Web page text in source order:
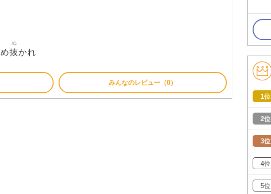
め抜
ぬ
かれ
みんなのレビュー（0）
1位
2位
3位
4位
5位